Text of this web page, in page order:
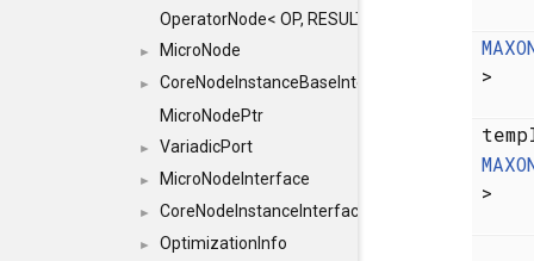
OperatorNode< OP, RESULT(IN...)>
► MicroNode
►
CoreNodeInstanceBaseInterface
MicroNodePtr
► VariadicPort
► MicroNodeInterface
► CoreNodeInstanceInterface
► OptimizationInfo
>
>